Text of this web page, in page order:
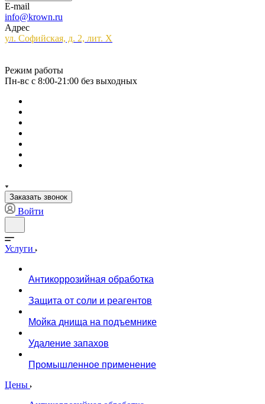
E-mail
info@krown.ru
Адрес
ул. Софийская, д. 2, лит. Х
Режим работы
Пн-вс с 8:00-21:00 без выходных
Заказать звонок
Войти
Услуги
Антикоррозийная обработка
Защита от соли и реагентов
Мойка днища на подъемнике
Удаление запахов
Промышленное применение
Цены